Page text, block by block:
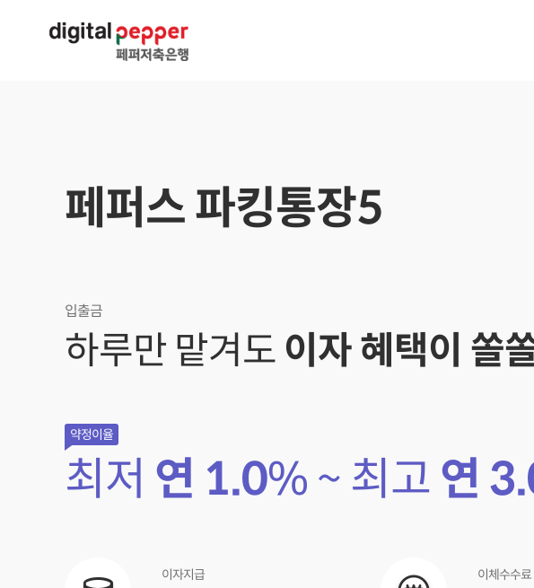
페퍼스 파킹통장5
입출금
하루만 맡겨도 이자 혜택이 쏠
약정이율
최저 연 1.0% ~ 최고 연
이자지급 이체수수료